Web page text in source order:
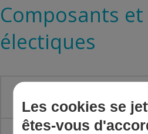
Composants
électiques
Les cookies se
êtes-vous